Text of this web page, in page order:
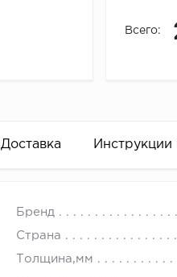
Всего:
Доставка
Бренд
Страна
Толщина,мм